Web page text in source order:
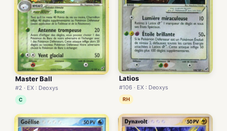
Master Ball
#2 · EX : Deoxys
C
Latios
#106 · EX : Deoxys
RH